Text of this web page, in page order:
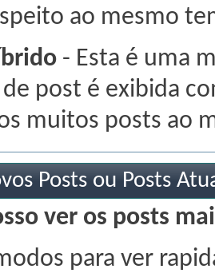
ao mesmo
- Esta é uma
post é exibida
muitos posts ao
Posts ou Posts
ver os posts
para ver